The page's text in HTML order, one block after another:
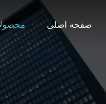
صفحه اصلی